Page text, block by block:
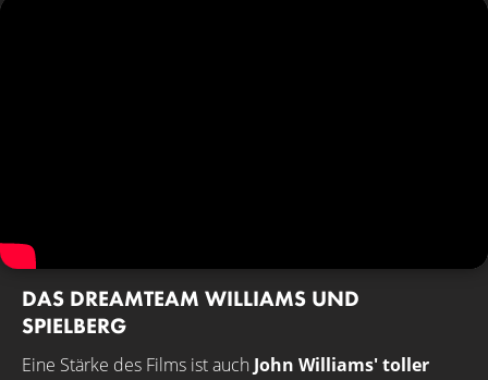
DAS DREAMTEAM WILLIAMS UND
SPIELBERG
Eine Stärke des Films ist auch John Williams' toller